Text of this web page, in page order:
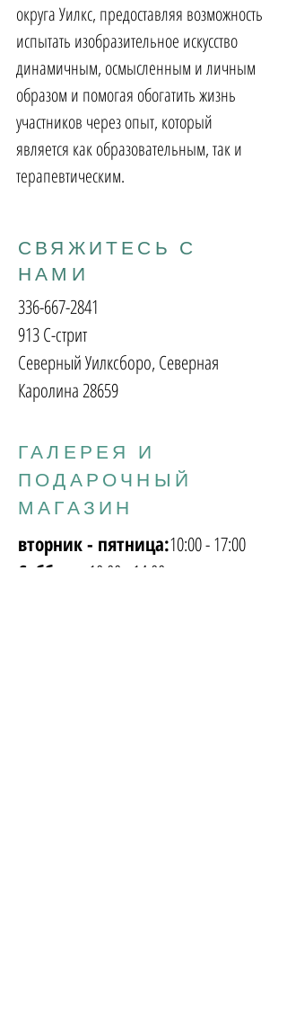
округа Уилкс, предоставляя возможность
испытать изобразительное искусство
динамичным, осмысленным и личным
образом и помогая обогатить жизнь
участников через опыт, который
является как образовательным, так и
терапевтическим.
СВЯЖИТЕСЬ С
НАМИ
336-667-2841
913 С-стрит
Северный Уилксборо, Северная
Каролина 28659
ГАЛЕРЕЯ И
ПОДАРОЧНЫЙ
МАГАЗИН
вторник - пятница:10:00 - 17:00
Суббота: 10:00 - 14:00